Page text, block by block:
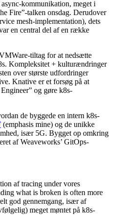
kommunikation, meget i
Fire”-talken onsdag. Derudover
mesh-implementation), dets
en central del af en række
tiltag for at nedsætte
Kompleksitet + kulturændringer
over største udfordringer
Knative er et forsøg på at
og gøre k8s-
de byggede en intern k8s-
(emphasis mine) og de unikke
især 5G. Bygget op omkring
af Weaveworks’ GitOps-
af tracing under vores
what is broken is often more
god gennemgang, især af
meget møntet på k8s-